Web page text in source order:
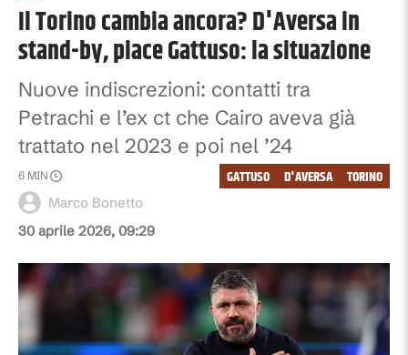
Il Torino cambia ancora? D'Aversa in
stand-by, piace Gattuso: la situazione
Nuove indiscrezioni: contatti tra
Petrachi e l’ex ct che Cairo aveva già
trattato nel 2023 e poi nel ’24
30 aprile 2026, 09:29
Marco Bonetto
6 MIN TORINO
D'AVERSA
GATTUSO